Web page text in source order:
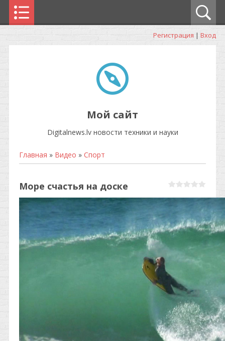
Регистрация | Вход
Мой сайт
Digitalnews.lv новости техники и науки
Главная » Видео » Спорт
Море счастья на доске